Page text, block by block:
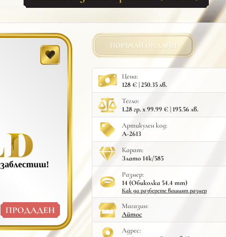
ПРОДАДЕН
ПОРЪЧАЙ ОНЛАЙН
Цена:
128 € | 250.35 лв.
Тегло:
1.28 гр. x 99.99 € | 195.56 лв.
Артикулен код:
A-2613
Карат:
Злато 14к/585
Размер:
14 (Обиколка 54.4 mm)
Как да разберете вашият размер
Mагазин:
Айтос
Адрес: